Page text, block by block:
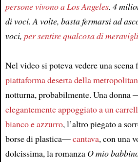
persone vivono a Los Angeles. 4
di voci. A volte, basta fermarsi ad
voci, per sentire qualcosa di
Nel video si poteva vedere una scena
piattaforma deserta della
notturna, probabilmente. Una donna
elegantemente appoggiato a un
bianco e azzurro, l’altro piegato a
borse di plastica—cantava, con una
dolcissima, la romanza O mio